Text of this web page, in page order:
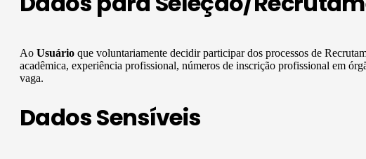
Ao Usuário que voluntariamente decidir participar dos processos de
acadêmica, experiência profissional, números de inscrição profissional em
vaga.
Dados Sensíveis